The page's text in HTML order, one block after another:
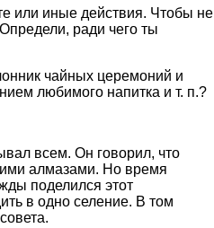
или иные действия. Чтобы не
ради чего ты
чайных церемоний и
любимого напитка и т. п.?
всем. Он говорил, что
алмазами. Но время
поделился этот
в одно селение. В том